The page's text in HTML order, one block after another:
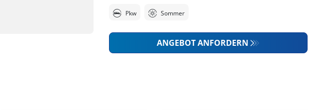
Pkw Sommer
ANGEBOT ANFORDERN